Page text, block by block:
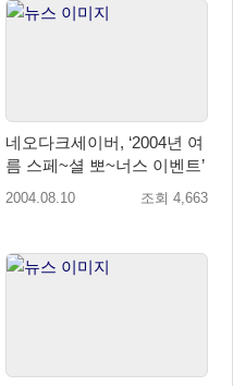
네오다크세이버, ‘2004년 여
름 스페~셜 뽀~너스 이벤트’
2004.08.10 조회 4,663